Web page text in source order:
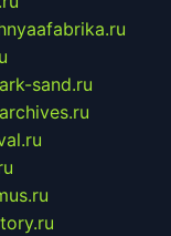
sand.ru